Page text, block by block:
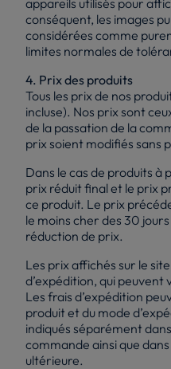
conséquent, les images
considérées comme
limites normales de
4. Prix des produits
Tous les prix de nos
incluse). Nos prix sont
de la passation de la
prix soient modifiés sans
Dans le cas de produits à
prix réduit final et le prix
ce produit. Le prix
le moins cher des 30
réduction de prix.
Les prix affichés sur le
d’expédition, qui peuvent
Les frais d’expédition
produit et du mode
indiqués séparément
commande ainsi que
ultérieure.